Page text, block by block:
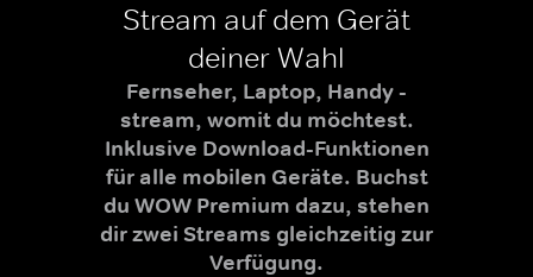
Stream auf dem Gerät
deiner Wahl
Fernseher, Laptop, Handy -
stream, womit du möchtest.
Inklusive Download-Funktionen
für alle mobilen Geräte. Buchst
du WOW Premium dazu, stehen
dir zwei Streams gleichzeitig zur
Verfügung.